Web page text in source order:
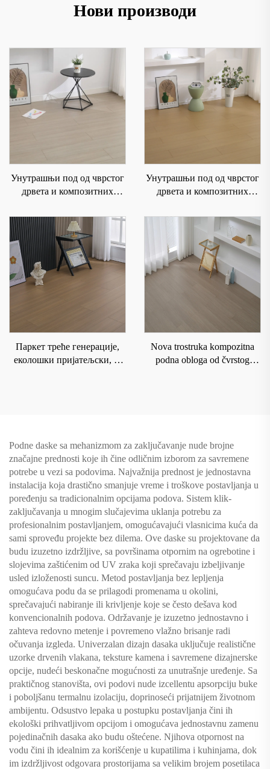
Нови производи
Унутрашњи под од чврстог
дрвета и композитних
отпоран на хабање 6002
Унутрашњи под од чврстог
дрвета и композитних
отпоран на хабање 6004
Паркет треће генерације,
еколошки пријатељски, за
Nova trostruka kompozitna
podna obloga od čvrstog
Podne daske sa mehanizmom za zaključavanje nude brojne
značajne prednosti koje ih čine odličnim izborom za savremene
potrebe u vezi sa podovima. Najvažnija prednost je jednostavna
instalacija koja drastično smanjuje vreme i troškove postavljanja u
poređenju sa tradicionalnim opcijama podova. Sistem klik-
zaključavanja u mnogim slučajevima uklanja potrebu za
profesionalnim postavljanjem, omogućavajući vlasnicima kuća da
sami sproveđu projekte bez dilema. Ove daske su projektovane da
budu izuzetno izdržljive, sa površinama otpornim na ogrebotine i
slojevima zaštićenim od UV zraka koji sprečavaju izbeljivanje
usled izloženosti suncu. Metod postavljanja bez lepljenja
omogućava podu da se prilagodi promenama u okolini,
sprečavajući nabiranje ili krivljenje koje se često dešava kod
konvencionalnih podova. Održavanje je izuzetno jednostavno i
zahteva redovno metenje i povremeno vlažno brisanje radi
očuvanja izgleda. Univerzalan dizajn dasaka uključuje realistične
uzorke drvenih vlakana, teksture kamena i savremene dizajnerske
opcije, nudeći beskonačne mogućnosti za unutrašnje uređenje. Sa
praktičnog stanovišta, ovi podovi nude izcellentu apsorpciju buke
i poboljšanu termalnu izolaciju, doprinoseći prijatnijem životnom
ambijentu. Odsustvo lepaka u postupku postavljanja čini ih
ekološki prihvatljivom opcijom i omogućava jednostavnu zamenu
pojedinačnih dasaka ako budu oštećene. Njihova otpornost na
vodu čini ih idealnim za korišćenje u kupatilima i kuhinjama, dok
im izdržljivost odgovara prostorijama sa velikim brojem posetilaca